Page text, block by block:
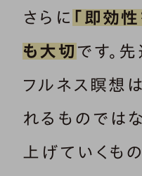
さらに 「即効
も大切 です。
フルネス瞑想
れるものでは
上げていくも